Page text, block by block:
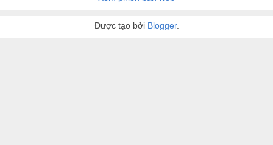
Được tạo bởi Blogger.